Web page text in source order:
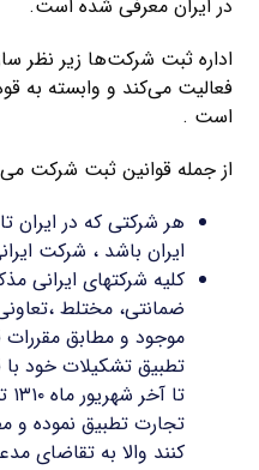
در ایران معرفی شده است.
اداره ثبت شرکت‌ها زیر نظر
فعالیت می‌کند و وابسته به
است .
از جمله قوانین ثبت شرکت
هر شرکتی که در
ایران باشد ، شرکت
کلیه شرکتهای ایرانی
ضمانتی، مختلط
موجود و مطابق
تطبیق تشکیلات خود با
تجارت تطبیق نموده و
کنند والا به تقاضای